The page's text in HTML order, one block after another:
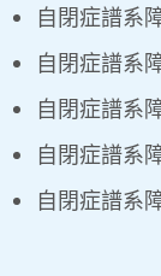
自閉症譜系
自閉症譜系
自閉症譜系
自閉症譜系
自閉症譜系